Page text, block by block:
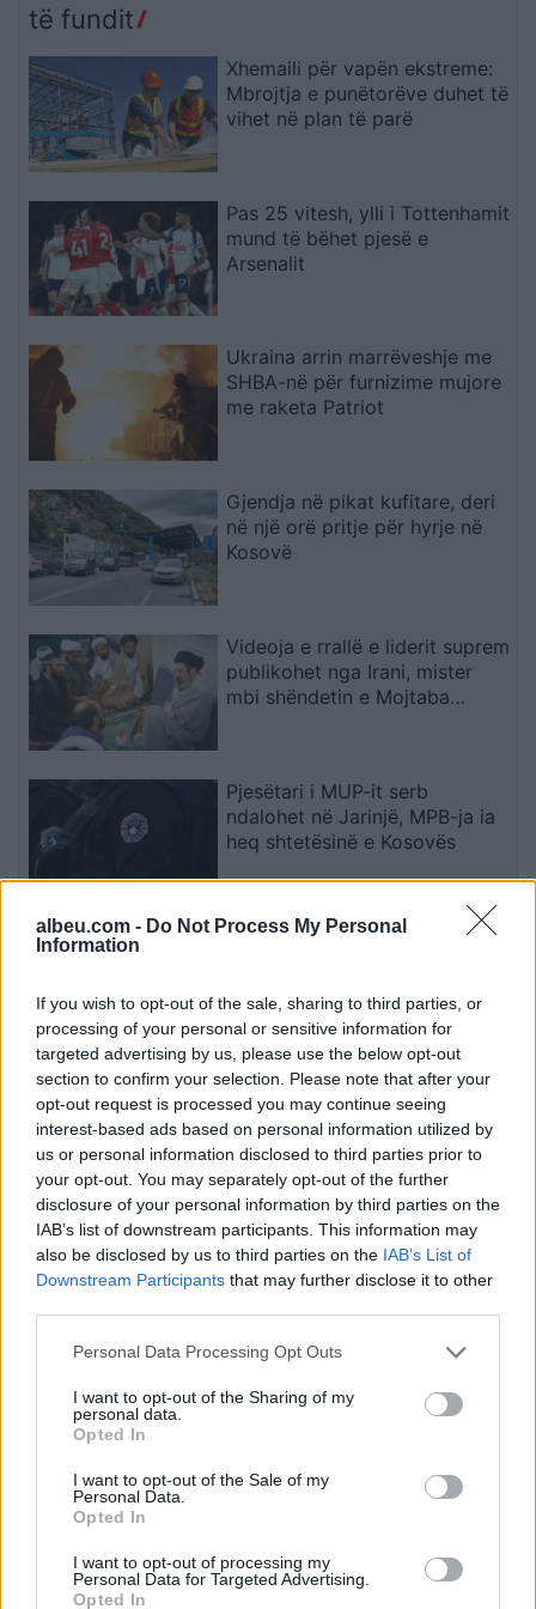
albeu.com - Do Not Process My Personal
Information
If you wish to opt-out of the sale, sharing to third parties, or
processing of your personal or sensitive information for
targeted advertising by us, please use the below opt-out
section to confirm your selection. Please note that after your
opt-out request is processed you may continue seeing
interest-based ads based on personal information utilized by
us or personal information disclosed to third parties prior to
your opt-out. You may separately opt-out of the further
disclosure of your personal information by third parties on the
IAB’s list of downstream participants. This information may
also be disclosed by us to third parties on the IAB’s List of
Downstream Participants that may further disclose it to other
Personal Data Processing Opt Outs
I want to opt-out of the Sharing of my
personal data.
Opted In
I want to opt-out of the Sale of my
Personal Data.
Opted In
I want to opt-out of processing my
Personal Data for Targeted Advertising.
Opted In
të fundit
Xhemaili për vapën ekstreme:
Mbrojtja e punëtorëve duhet të
vihet në plan të parë
Pas 25 vitesh, ylli i Tottenhamit
mund të bëhet pjesë e
Arsenalit
Ukraina arrin marrëveshje me
SHBA-në për furnizime mujore
me raketa Patriot
Gjendja në pikat kufitare, deri
në një orë pritje për hyrje në
Kosovë
Videoja e rrallë e liderit suprem
publikohet nga Irani, mister
mbi shëndetin e Mojtaba
Pjesëtari i MUP-it serb
ndalohet në Jarinjë, MPB-ja ia
heq shtetësinë e Kosovës
Chelsea triumfon 3-0 ndaj
Esim for Global
for Turkey|Esim for Germany|Esim for Greece |
for Asia|Esim for World Cup 2026